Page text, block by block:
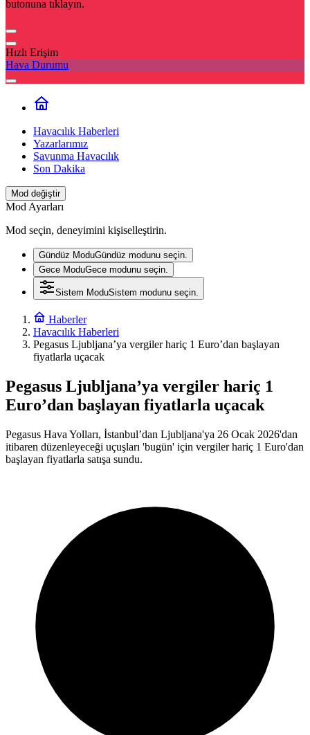
butonuna tıklayın.
Hızlı Erişim
Hava Durumu
Havacılık Haberleri
Yazarlarımız
Savunma Havacılık
Son Dakika
Mod değiştir
Mod Ayarları
Mod seçin, deneyimini kişiselleştirin.
Gündüz ModuGündüz modunu seçin.
Gece ModuGece modunu seçin.
Sistem ModuSistem modunu seçin.
Haberler
Havacılık Haberleri
Pegasus Ljubljana’ya vergiler hariç 1 Euro’dan başlayan
fiyatlarla uçacak
Pegasus Ljubljana’ya vergiler hariç 1
Euro’dan başlayan fiyatlarla uçacak
Pegasus Hava Yolları, İstanbul’dan Ljubljana'ya 26 Ocak 2026'dan
itibaren düzenleyeceği uçuşları 'bugün' için vergiler hariç 1 Euro'dan
başlayan fiyatlarla satışa sundu.